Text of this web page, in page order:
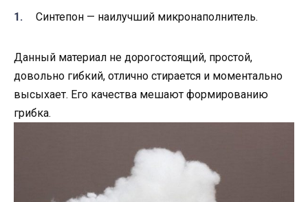
Синтепон — наилучший микронаполнитель.
Данный материал не дорогостоящий, простой,
довольно гибкий, отлично стирается и моментально
высыхает. Его качества мешают формированию
грибка.